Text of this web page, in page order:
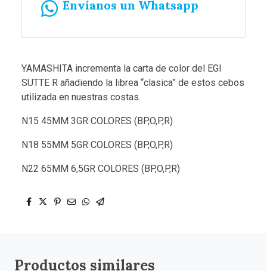
Envíanos un Whatsapp
YAMASHITA incrementa la carta de color del EGI
SUTTE R añadiendo la librea “clasica” de estos cebos
utilizada en nuestras costas.
N15 45MM 3GR COLORES (BP,O,P,R)
N18 55MM 5GR COLORES (BP,O,P,R)
N22 65MM 6,5GR COLORES (BP,O,P,R)
Productos similares